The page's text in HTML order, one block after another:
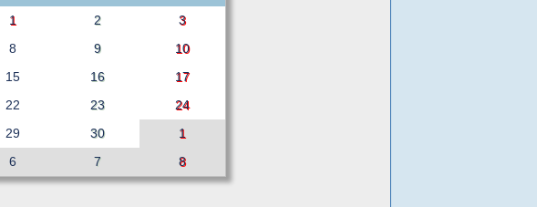
1 2
3
8 9
10
15 16
17
22 23
24
29 30
1
6 7 8